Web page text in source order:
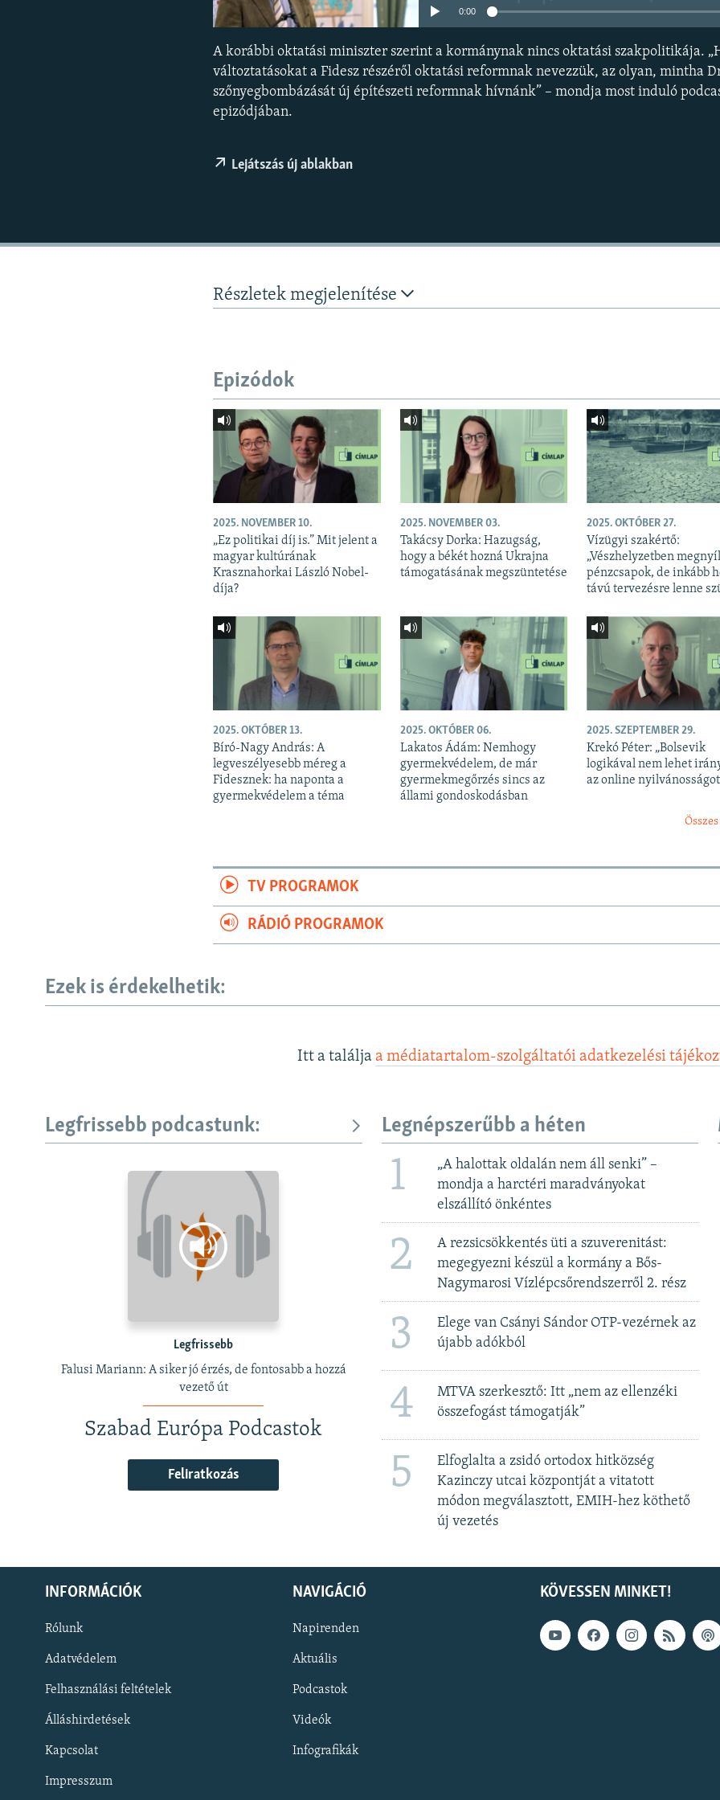
0:00
A korábbi oktatási miniszter szerint a kormánynak nincs oktatási szakpolitikája.
változtatásokat a Fidesz részéről oktatási reformnak nevezzük, az olyan, mintha
szőnyegbombázását új építészeti reformnak hívnánk” – mondja most induló
epizódjában.
Lejátszás új ablakban
Részletek megjelenítése
Epizódok
2025. NOVEMBER 10.
„Ez politikai díj is.” Mit jelent a
magyar kultúrának
Krasznahorkai László Nobel-
díja?
2025. NOVEMBER 03.
Takácsy Dorka: Hazugság,
hogy a békét hozná Ukrajna
támogatásának megszüntetése
2025. OKTÓBER 27.
Vízügyi szakértő:
„Vészhelyzetben
pénzcsapok, de inkább
távú tervezésre lenne
2025. OKTÓBER 13.
Bíró-Nagy András: A
legveszélyesebb méreg a
Fidesznek: ha naponta a
gyermekvédelem a téma
2025. OKTÓBER 06.
Lakatos Ádám: Nemhogy
gyermekvédelem, de már
gyermekmegőrzés sincs az
állami gondoskodásban
2025. SZEPTEMBER 29.
Krekó Péter: „Bolsevik
logikával nem lehet
az online
TV PROGRAMOK
RÁDIÓ PROGRAMOK
Ezek is érdekelhetik:
Itt a találja a médiatartalom-szolgáltatói adatkezelési
Legfrissebb podcastunk:
Legfrissebb
Falusi Mariann: A siker jó érzés, de fontosabb a hozzá
vezető út
Szabad Európa Podcastok
Feliratkozás
Legnépszerűbb a héten
1
„A halottak oldalán nem áll senki” –
mondja a harctéri maradványokat
elszállító önkéntes
2
A rezsicsökkentés üti a szuverenitást:
megegyezni készül a kormány a Bős-
Nagymarosi Vízlépcsőrendszerről 2. rész
3
Elege van Csányi Sándor OTP-vezérnek az
újabb adókból
4
MTVA szerkesztő: Itt „nem az ellenzéki
összefogást támogatják”
5
Elfoglalta a zsidó ortodox hitközség
Kazinczy utcai központját a vitatott
módon megválasztott, EMIH-hez köthető
új vezetés
KÖVESSEN MINKET!
INFORMÁCIÓK
Rólunk
Adatvédelem
Felhasználási feltételek
Álláshirdetések
Kapcsolat
Impresszum
NAVIGÁCIÓ
Napirenden
Aktuális
Podcastok
Videók
Infografikák